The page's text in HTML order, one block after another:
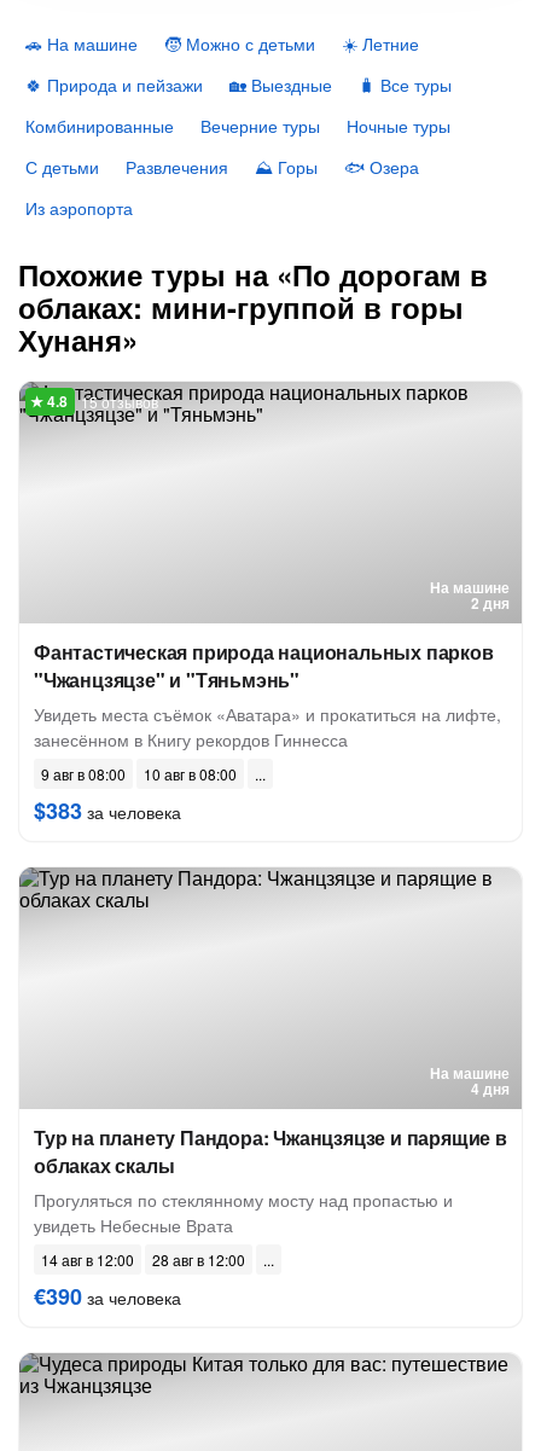
🚗 На машине 🧒 Можно с детьми
☀️ Летние
🍀 Природа и пейзажи
🏡 Выездные
🧳 Все туры
Комбинированные
Вечерние туры
Ночные туры
С детьми
Развлечения ⛰ Горы
🐟 Озера
Из аэропорта
Похожие туры на «По дорогам в
облаках: мини-группой в горы
Хунаня»
На машине
2 дня
15 отзывов
Фантастическая природа национальных парков
"Чжанцзяцзе" и "Тяньмэнь"
Увидеть места съёмок «Аватара» и прокатиться на лифте,
занесённом в Книгу рекордов Гиннесса
9 авг в 08:00 10 авг в 08:00
$383 за человека
На машине
4 дня
Тур на планету Пандора: Чжанцзяцзе и парящие в
облаках скалы
Прогуляться по стеклянному мосту над пропастью и
увидеть Небесные Врата
14 авг в 12:00 28 авг в 12:00
€390 за человека